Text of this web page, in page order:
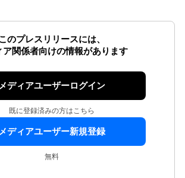
のプレスリリースには、
ア関係者向けの情報があります
メディアユーザーログイン
既に登録済みの方はこちら
メディアユーザー新規登録
無料